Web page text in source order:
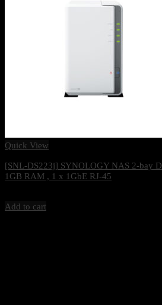
Quick View
[SNL-DS223j] SYNOLOGY NAS 2-bay
1GB RAM , 1 x 1GbE RJ-45
Add to cart